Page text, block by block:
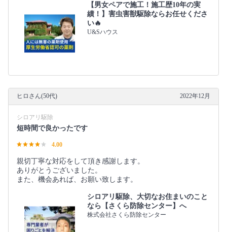
【男女ペアで施工！施工歴10年の実
績！】害虫害獣駆除ならお任せくださ
い🔥
U&Sハウス
ヒロさん(50代) 2022年12月
シロアリ駆除
短時間で良かったです
4.00
親切丁寧な対応をして頂き感謝します。
ありがとうございました。
また、機会あれば、お願い致します。
シロアリ駆除、大切なお住まいのこと
なら【さくら防除センター】へ
株式会社さくら防除センター